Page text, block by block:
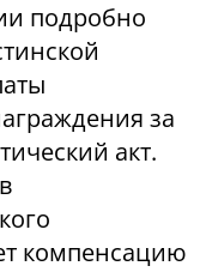
подробно
за
акт.
компенсацию